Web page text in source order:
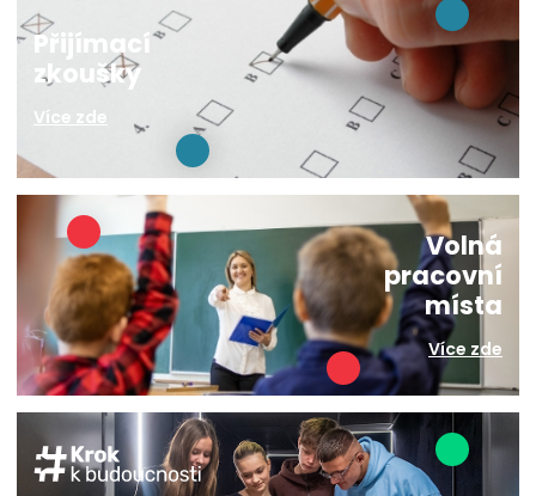
Přijímací
zkoušky
Více zde
Volná
pracovní
místa
Více zde